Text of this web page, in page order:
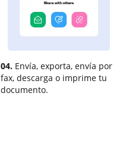
04. Envía, exporta, envía por
fax, descarga o imprime tu
documento.